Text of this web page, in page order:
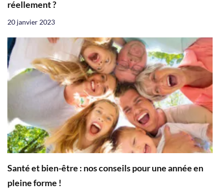
réellement ?
20 janvier 2023
Santé et bien-être : nos conseils pour une année en
pleine forme !